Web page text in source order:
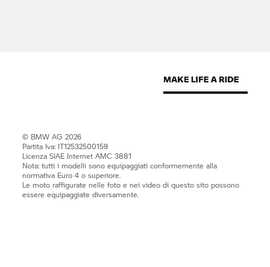
© BMW AG 2026
Partita Iva: IT12532500159
Licenza SIAE Internet AMC 3881
Nota: tutti i modelli sono equipaggiati conformemente alla
normativa Euro 4 o superiore.
Le moto raffigurate nelle foto e nei video di questo sito possono
essere equipaggiate diversamente.